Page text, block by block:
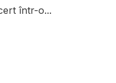
într-o...